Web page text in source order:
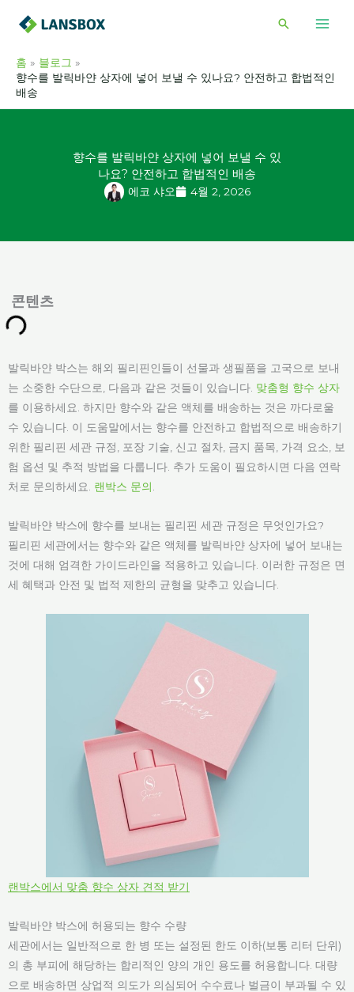
너
검
홈
블로그
향수를 발릭바얀 상자에 넣어 보낼 수 있나요? 안전하고 합법적인
배송
향수를 발릭바얀 상자에 넣어 보낼 수 있
나요? 안전하고 합법적인 배송
에코 샤오 4월 2, 2026
텐츠
발릭바얀 박스는 해외 필리핀인들이 선물과 생필품을 고국으로 보내
는 소중한 수단으로, 다음과 같은 것들이 있습니다. 맞춤형 향수 상자
를 이용하세요. 하지만 향수와 같은 액체를 배송하는 것은 까다로울
수 있습니다. 이 도움말에서는 향수를 안전하고 합법적으로 배송하기
위한 필리핀 세관 규정, 포장 기술, 신고 절차, 금지 품목, 가격 요소, 보
험 옵션 및 추적 방법을 다룹니다. 추가 도움이 필요하시면 다음 연락
처로 문의하세요. 랜박스 문의
발릭바얀 박스에 향수를 보내는 필리핀 세관 규정은 무엇인가요?
필리핀 세관에서는 향수와 같은 액체를 발릭바얀 상자에 넣어 보내는
것에 대해 엄격한 가이드라인을 적용하고 있습니다. 이러한 규정은 면
세 혜택과 안전 및 법적 제한의 균형을 맞추고 있습니다.
랜박스에서 맞춤 향수 상자 견적 받기
발릭바얀 박스에 허용되는 향수 수량
세관에서는 일반적으로 한 병 또는 설정된 한도 이하(보통 리터 단위)
의 총 부피에 해당하는 합리적인 양의 개인 용도를 허용합니다. 대량
으로 배송하면 상업적 의도가 의심되어 수수료나 벌금이 부과될 수 있